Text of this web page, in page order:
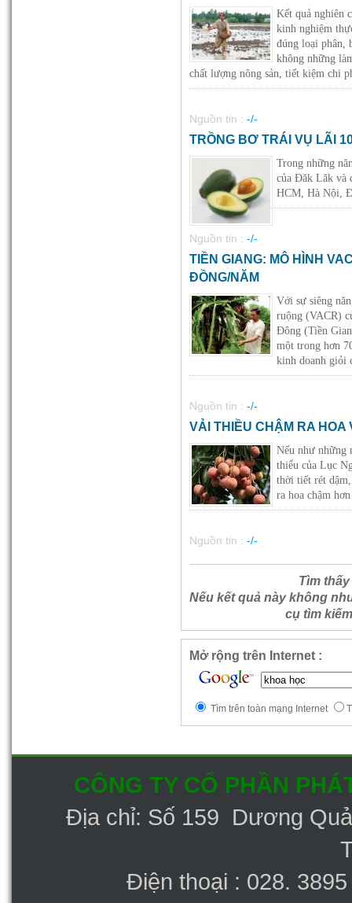
Kết quả nghiên
kinh nghiệm
đúng loại phân,
không những
chất lượng nông sản, tiết kiệm chi
Nguồn tin : -/-
TRỒNG BƠ TRÁI VỤ LÃI
Trong những
của Đăk Lăk và
HCM, Hà Nội,
Nguồn tin : -/-
TIỀN GIANG: MÔ HÌNH
ĐỒNG/NĂM
Với sự siêng
ruộng (VACR)
Đông (Tiền
một trong hơn
kinh doanh giỏi
Nguồn tin : -/-
VẢI THIỀU CHẬM RA HOA
Nếu như những
thiểu của Lục
thời tiết rét
ra hoa chậm
Nguồn tin : -/-
Tìm
Nếu kết quả này không
cụ tìm
Mở rộng trên Internet :
Tìm trên toàn mạng Internet
CÔNG TY CỔ PHẦN
Địa chỉ: Số 159 Dương
Điện thoại : 028.